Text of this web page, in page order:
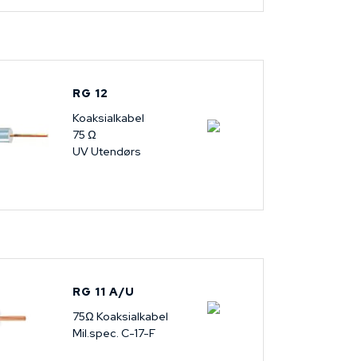
RG 12
Koaksialkabel
75 Ω
UV Utendørs
RG 11 A/U
75Ω Koaksialkabel
Mil.spec. C-17-F